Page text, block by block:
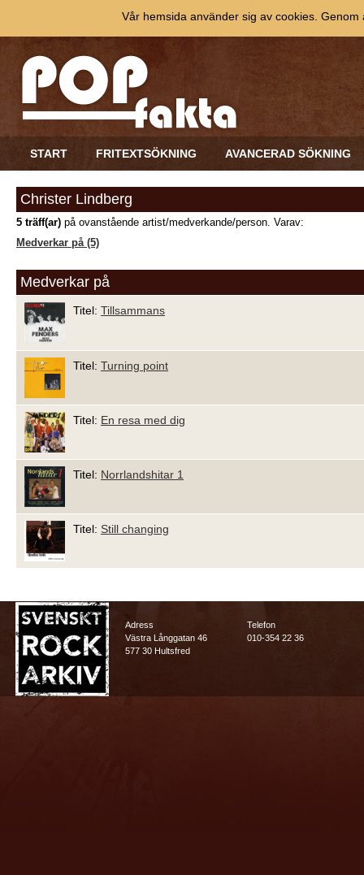
START FRITEXTSÖKNING AVANCERAD SÖKNING
Christer Lindberg
5 träff(ar) på ovanstående artist/medverkande/person. Varav:
Medverkar på (5)
Medverkar på
Titel: Tillsammans
Titel: Turning point
Titel: En resa med dig
Titel: Norrlandshitar 1
Titel: Still changing
Adress
Västra Långgatan 46
577 30 Hultsfred
Telefon
010-354 22 36
Vår hemsida använder sig av cookies.